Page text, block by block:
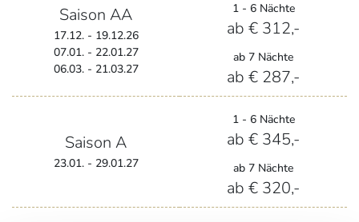
Saison AA
17.12. - 19.12.26
07.01. - 22.01.27
06.03. - 21.03.27
1 - 6 Nächte
ab € 312,-
ab 7 Nächte
ab € 287,-
Saison A
23.01. - 29.01.27
1 - 6 Nächte
ab € 345,-
ab 7 Nächte
ab € 320,-